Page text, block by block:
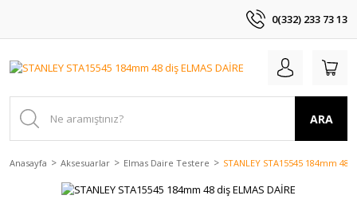
0(332) 233 73 13
ARA
Anasayfa Aksesuarlar Elmas Daire Testere STANLEY STA15545 184mm 48